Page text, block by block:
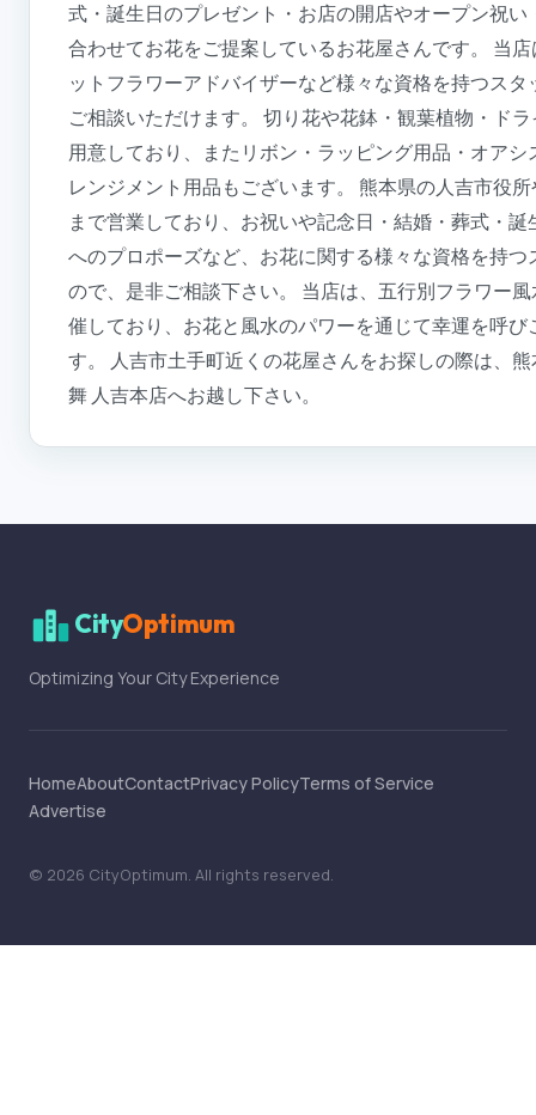
式・誕生日のプレゼント・お店の開店やオープン祝
合わせてお花をご提案しているお花屋さんです。 当
ットフラワーアドバイザーなど様々な資格を持つス
ご相談いただけます。 切り花や花鉢・観葉植物・ド
用意しており、またリボン・ラッピング用品・オア
レンジメント用品もございます。 熊本県の人吉市役
まで営業しており、お祝いや記念日・結婚・葬式・
へのプロポーズなど、お花に関する様々な資格を持
ので、是非ご相談下さい。 当店は、五行別フラワー
催しており、お花と風水のパワーを通じて幸運を呼
す。 人吉市土手町近くの花屋さんをお探しの際は、
舞 人吉本店へお越し下さい。
CityOptimum
Optimizing Your City Experience
HomeAboutContactPrivacy PolicyTerms of Service
Advertise
© 2026 CityOptimum. All rights reserved.